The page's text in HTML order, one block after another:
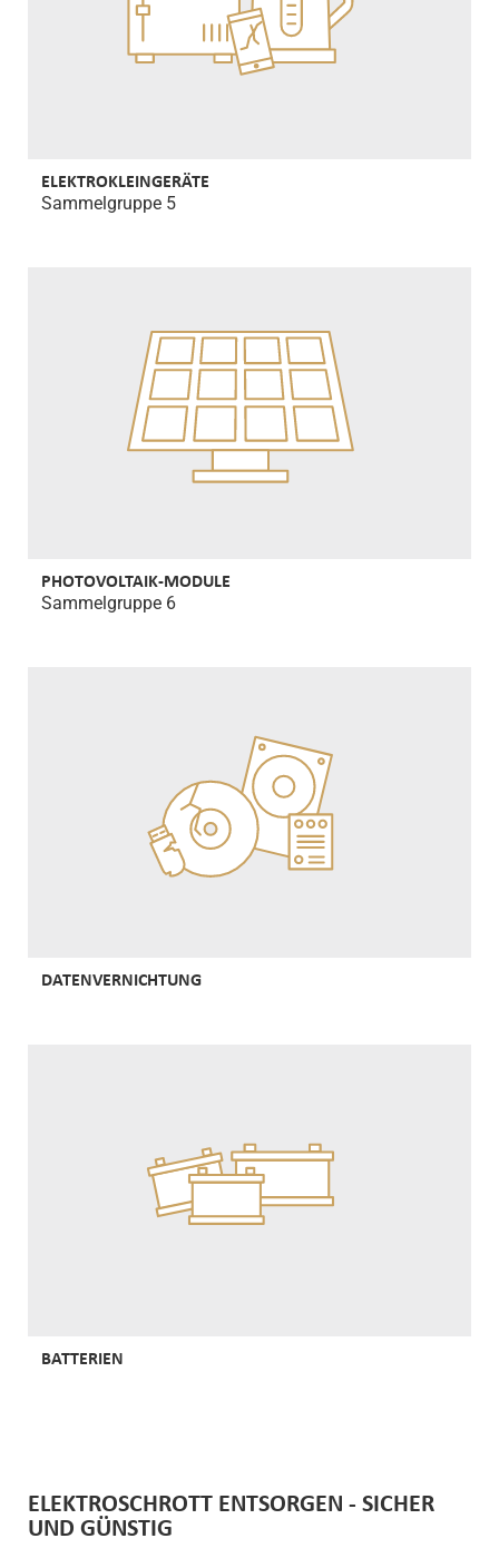
ELEKTROKLEINGERÄTE
Sammelgruppe 5
PHOTOVOLTAIK-MODULE
Sammelgruppe 6
DATENVERNICHTUNG
BATTERIEN
ELEKTROSCHROTT ENTSORGEN - SICHER
UND GÜNSTIG